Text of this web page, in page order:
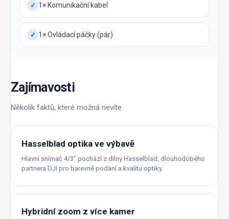
✓ 1× Komunikační kabel
✓ 1× Ovládací páčky (pár)
Zajímavosti
Několik faktů, které možná nevíte.
Hasselblad optika ve výbavě
Hlavní snímač 4/3″ pochází z dílny Hasselblad, dlouhodobého
partnera DJI pro barevné podání a kvalitu optiky.
Hybridní zoom z více kamer